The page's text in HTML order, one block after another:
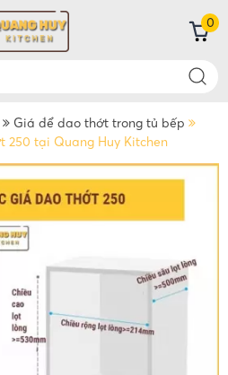
0
Giá để dao thớt trong tủ bếp
250 tại Quang Huy Kitchen